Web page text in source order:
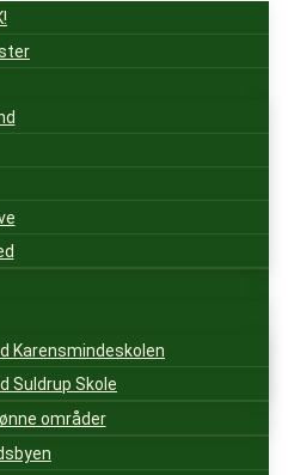
Karensmindeskolen
Suldrup Skole
områder